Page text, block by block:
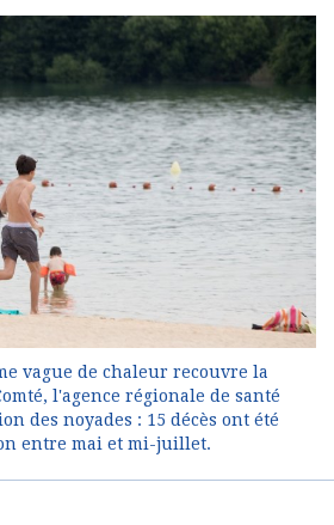
vague de chaleur recouvre la
l'agence régionale de santé
des noyades : 15 décès ont été
entre mai et mi-juillet.